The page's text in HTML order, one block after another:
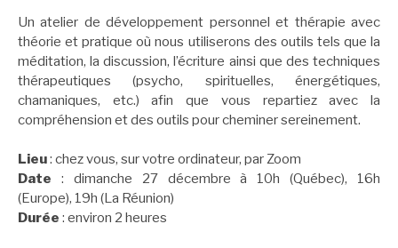
Un atelier de développement personnel et thérapie avec
théorie et pratique où nous utiliserons des outils tels que la
méditation, la discussion, l’écriture ainsi que des techniques
thérapeutiques (psycho, spirituelles, énergétiques,
chamaniques, etc.) afin que vous repartiez avec la
compréhension et des outils pour cheminer sereinement.
Lieu: chez vous, sur votre ordinateur, par Zoom
Date : dimanche 27 décembre à 10h (Québec), 16h
(Europe), 19h (La Réunion)
Durée : environ 2 heures